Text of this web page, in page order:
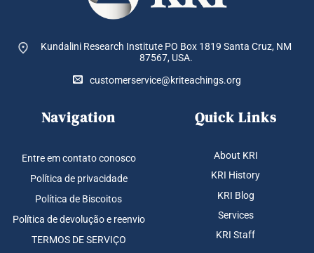
Kundalini Research Institute PO Box 1819 Santa Cruz, NM
87567, USA.
customerservice@kriteachings.org
Navigation
Entre em contato conosco
Política de privacidade
Política de Biscoitos
Política de devolução e reenvio
TERMOS DE SERVIÇO
Quick Links
About KRI
KRI History
KRI Blog
Services
KRI Staff